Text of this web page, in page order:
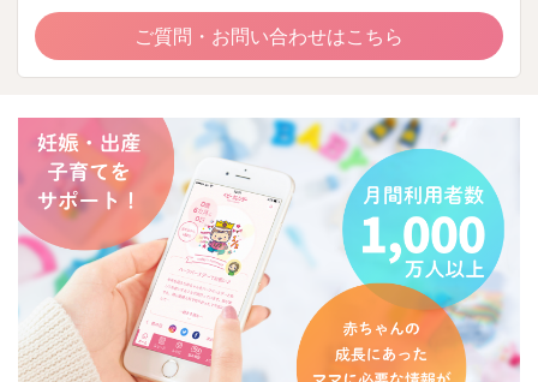
ご質問・お問い合わせはこちら